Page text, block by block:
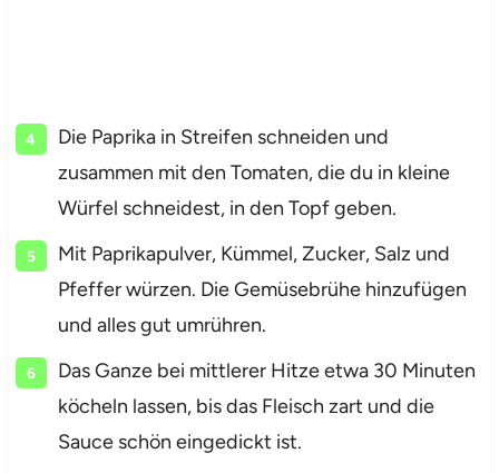
Die Paprika in Streifen schneiden und
zusammen mit den Tomaten, die du in kleine
Würfel schneidest, in den Topf geben.
Mit Paprikapulver, Kümmel, Zucker, Salz und
Pfeffer würzen. Die Gemüsebrühe hinzufügen
und alles gut umrühren.
Das Ganze bei mittlerer Hitze etwa 30 Minuten
köcheln lassen, bis das Fleisch zart und die
Sauce schön eingedickt ist.